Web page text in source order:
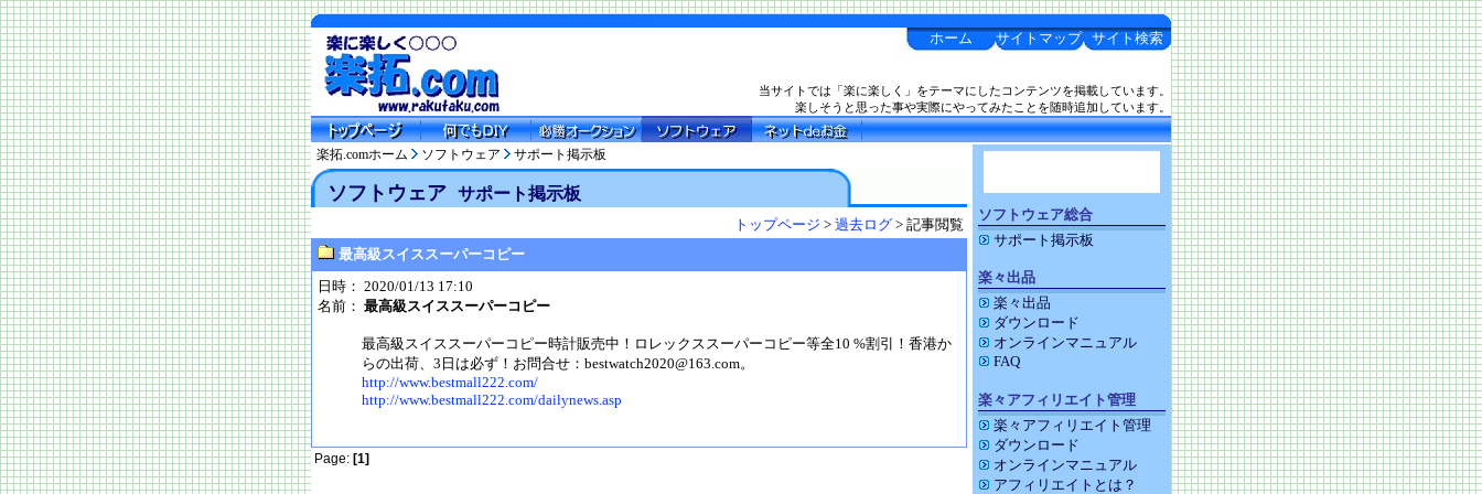
ホーム サイトマップ サイト検索
当サイトでは「楽に楽しく」をテーマにしたコンテンツを掲載しています。
楽しそうと思った事や実際にやってみたことを随時追加しています。
楽拓.comホーム ソフトウェア サポート掲示板
ソフトウェア サポート掲示板
トップページ > 過去ログ > 記事閲覧
最高級スイススーパーコピー
日時： 2020/01/13 17:10
名前： 最高級スイススーパーコピー
最高級スイススーパーコピー時計販売中！ロレックススーパーコピー等全10 %割引！香港か
らの出荷、3日は必ず！お問合せ：bestwatch2020@163.com。
http://www.bestmall222.com/
http://www.bestmall222.com/dailynews.asp
Page: [1]
ソフトウェア総合
サポート掲示板
楽々出品
楽々出品
ダウンロード
オンラインマニュアル
FAQ
楽々アフィリエイト管理
楽々アフィリエイト管理
ダウンロード
オンラインマニュアル
アフィリエイトとは？